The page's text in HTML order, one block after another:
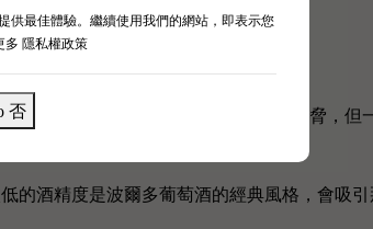
供最佳體驗。繼續使用我們的網站，即表示您
多 隱私權政策
否 季的暴雨和陽光匱乏以及病蟲害的威脅，但
統的經典風格與現代的 精細感。
的酒精度是波爾多葡萄酒的經典風格，會吸